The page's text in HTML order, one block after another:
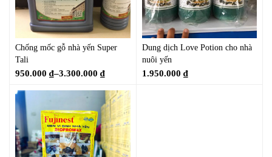
Chống mốc gỗ nhà yến Super
Tali
950.000 ₫–3.300.000 ₫
Dung dịch Love Potion cho nhà
nuôi yến
1.950.000 ₫